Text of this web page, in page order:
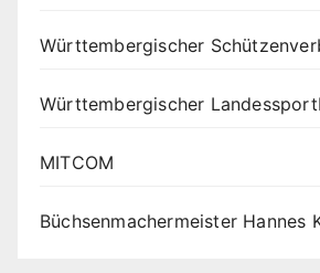
Württembergischer
Württembergischer
MITCOM
Büchsenmachermeister Hannes